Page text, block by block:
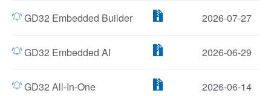
GD32 Embedded Builder 2026-07-27
GD32 Embedded AI 2026-06-29
GD32 All-In-One
2026-06-14